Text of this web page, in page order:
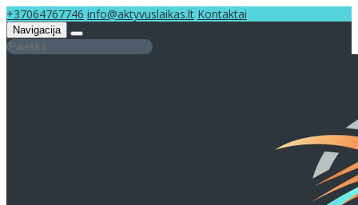
+37064767746 info@aktyvuslaikas.lt Kontaktai
Navigacija